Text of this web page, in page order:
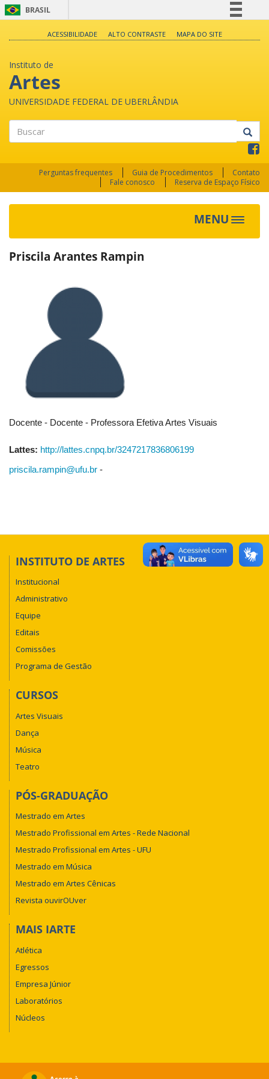
BRASIL
Legislação
Canais
ACESSIBILIDADE ALTO CONTRASTE MAPA DO SITE
Instituto de
Artes
UNIVERSIDADE FEDERAL DE UBERLÂNDIA
Perguntas frequentes Guia de Procedimentos
Contato
Fale conosco
Reserva de Espaço Físico
MENU
Toggle
Priscila Arantes Rampin
Docente - Docente - Professora Efetiva Artes Visuais
Lattes: http://lattes.cnpq.br/3247217836806199
priscila.rampin@ufu.br -
INSTITUTO DE ARTES
Institucional
Administrativo
Equipe
Editais
Comissões
Programa de Gestão
CURSOS
Artes Visuais
Dança
Música
Teatro
PÓS-GRADUAÇÃO
Mestrado em Artes
Mestrado Profissional em Artes - Rede Nacional
Mestrado Profissional em Artes - UFU
Mestrado em Música
Mestrado em Artes Cênicas
Revista ouvirOUver
MAIS IARTE
Atlética
Egressos
Empresa Júnior
Laboratórios
Núcleos